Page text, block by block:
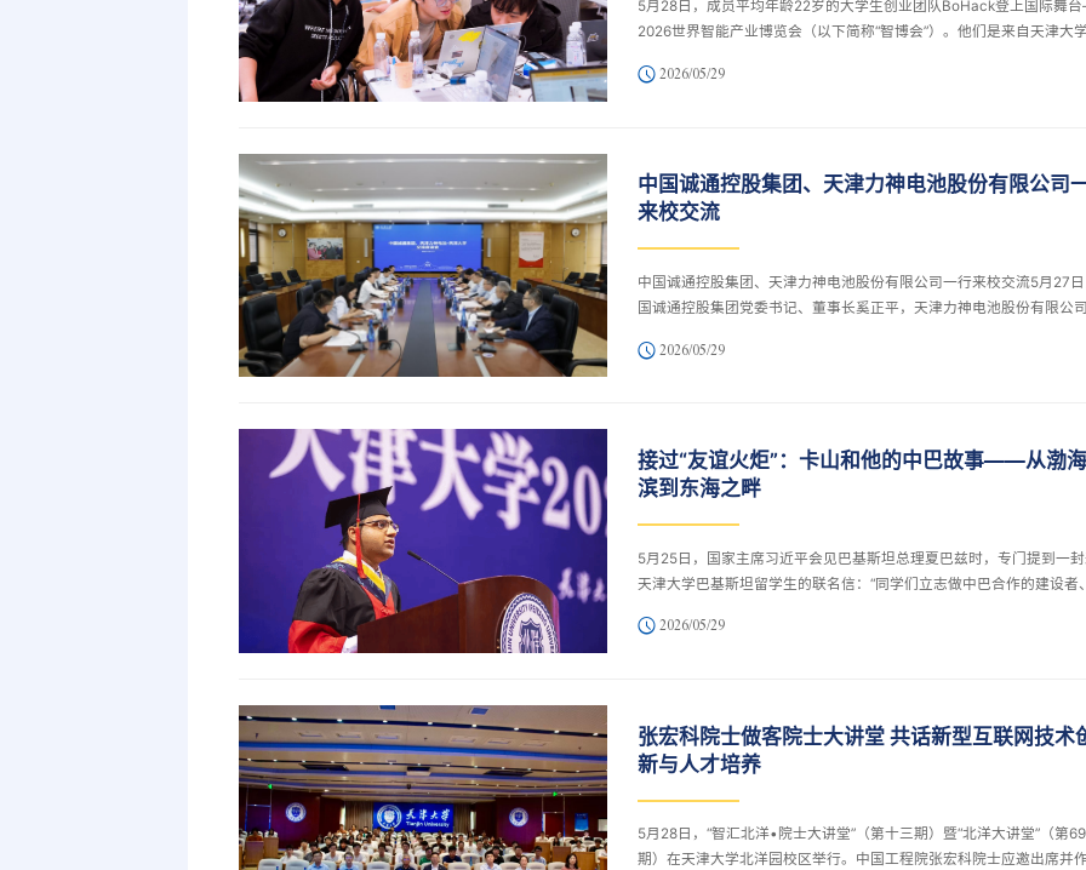
5月28日，成员平均年龄22岁的大学生创业团队BoHack登上国际舞
2026世界智能产业博览会（以下简称“智博会”）。他们是来自天津大
2026/05/29
中国诚通控股集团、天津力神电池股份有限公司
来校交流
中国诚通控股集团、天津力神电池股份有限公司一行来校交流5月27
国诚通控股集团党委书记、董事长奚正平，天津力神电池股份有限公
区与来宾座谈交流。
2026/05/29
接过“友谊火炬”：卡山和他的中巴故事——从渤
滨到东海之畔
5月25日，国家主席习近平会见巴基斯坦总理夏巴兹时，专门提到一封
天津大学巴基斯坦留学生的联名信：“同学们立志做中巴合作的建设者
慰。”作为联名信核心起草者之一、天津大学2019级土木工程专业博士
于他...
2026/05/29
张宏科院士做客院士大讲堂 共话新型互联网技术
新与人才培养
5月28日，“智汇北洋•院士大讲堂”（第十三期）暨“北洋大讲堂”（第
期）在天津大学北洋园校区举行。中国工程院张宏科院士应邀出席并